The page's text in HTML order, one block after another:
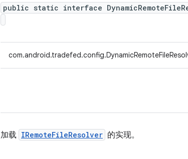
public static interface
加载 IRemoteFileResolver 的实现。